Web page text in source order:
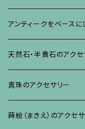
ネックレス、その他
イヤリング、ピアス
ネックレス、ペンダント
ブレスレット、バングル、
ブローチ
イヤリング・ピアス
ネックレス・ペンダント
リング
アンティークをベース
ブローチ
イヤリング・ピアス
ネックレス、ペンダント
天然石・半貴石のアクセ
ブローチ
イヤリング・ピアス
真珠のアクセサリー
ブローチ
蒔絵（まきえ）のアクセ